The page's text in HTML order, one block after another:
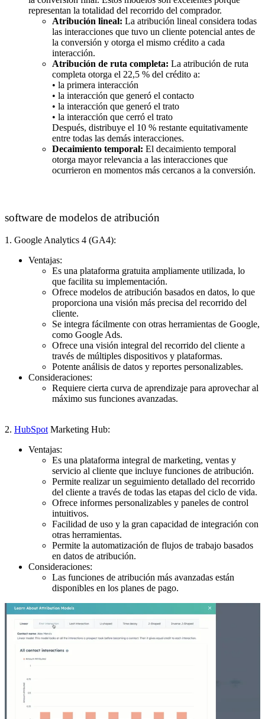
representan la totalidad del recorrido del comprador.
Atribución lineal: La atribución lineal considera todas
las interacciones que tuvo un cliente potencial antes de
la conversión y otorga el mismo crédito a cada
interacción.
Atribución de ruta completa: La atribución de ruta
completa otorga el 22,5 % del crédito a:
• la primera interacción
• la interacción que generó el contacto
• la interacción que generó el trato
• la interacción que cerró el trato
Después, distribuye el 10 % restante equitativamente
entre todas las demás interacciones.
Decaimiento temporal: El decaimiento temporal
otorga mayor relevancia a las interacciones que
ocurrieron en momentos más cercanos a la conversión.
software de modelos de atribución
1. Google Analytics 4 (GA4):
Ventajas:
Es una plataforma gratuita ampliamente utilizada, lo
que facilita su implementación.
Ofrece modelos de atribución basados en datos, lo que
proporciona una visión más precisa del recorrido del
cliente.
Se integra fácilmente con otras herramientas de Google,
como Google Ads.
Ofrece una visión integral del recorrido del cliente a
través de múltiples dispositivos y plataformas.
Potente análisis de datos y reportes personalizables.
Consideraciones:
Requiere cierta curva de aprendizaje para aprovechar al
máximo sus funciones avanzadas.
2. HubSpot Marketing Hub:
Ventajas:
Es una plataforma integral de marketing, ventas y
servicio al cliente que incluye funciones de atribución.
Permite realizar un seguimiento detallado del recorrido
del cliente a través de todas las etapas del ciclo de vida.
Ofrece informes personalizables y paneles de control
intuitivos.
Facilidad de uso y la gran capacidad de integración con
otras herramientas.
Permite la automatización de flujos de trabajo basados
en datos de atribución.
Consideraciones:
Las funciones de atribución más avanzadas están
disponibles en los planes de pago.